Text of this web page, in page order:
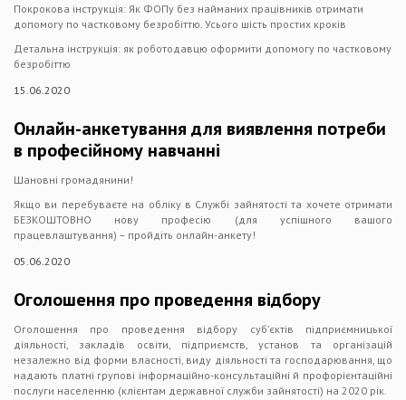
Покрокова інструкція: Як ФОПу без найманих працівників отримати
допомогу по частковому безробіттю. Усього шість простих кроків
Детальна інструкція: як роботодавцю оформити допомогу по частковому
безробіттю
15.06.2020
Онлайн-анкетування для виявлення потреби
в професійному навчанні
Шановні громадянини!
Якщо ви перебуваєте на обліку в Службі зайнятості та хочете отримати
БЕЗКОШТОВНО нову професію (для успішного вашого
працевлаштування) – пройдіть онлайн-анкету!
05.06.2020
Оголошення про проведення відбору
Оголошення про проведення відбору суб’єктів підприємницької
діяльності, закладів освіти, підприємств, установ та організацій
незалежно від форми власності, виду діяльності та господарювання, що
надають платні групові інформаційно-консультаційні й профорієнтаційні
послуги населенню (клієнтам державної служби зайнятості) на 2020 рік.